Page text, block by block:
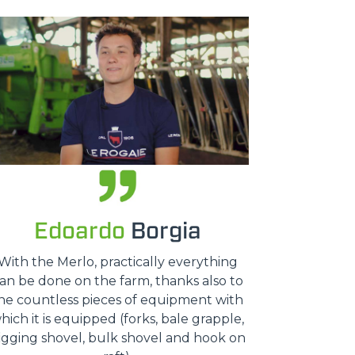
Edoardo Borgia
the Merlo, practically everything
be done on the farm, thanks also to
countless pieces of equipment with
it is equipped (forks, bale grapple,
shovel, bulk shovel and hook on